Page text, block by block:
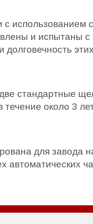
и испытаны
стандартные
около 3
для завода
автоматических